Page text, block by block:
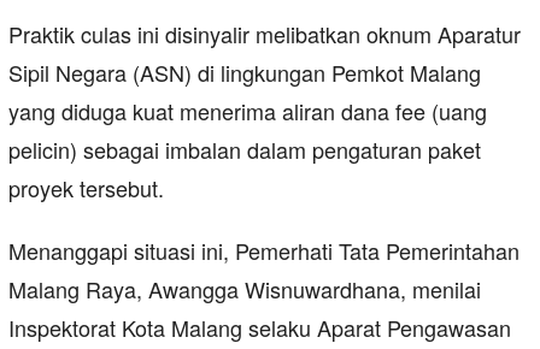
Praktik culas ini disinyalir melibatkan oknum Aparatur
Sipil Negara (ASN) di lingkungan Pemkot Malang
yang diduga kuat menerima aliran dana fee (uang
pelicin) sebagai imbalan dalam pengaturan paket
proyek tersebut.
Menanggapi situasi ini, Pemerhati Tata Pemerintahan
Malang Raya, Awangga Wisnuwardhana, menilai
Inspektorat Kota Malang selaku Aparat Pengawasan